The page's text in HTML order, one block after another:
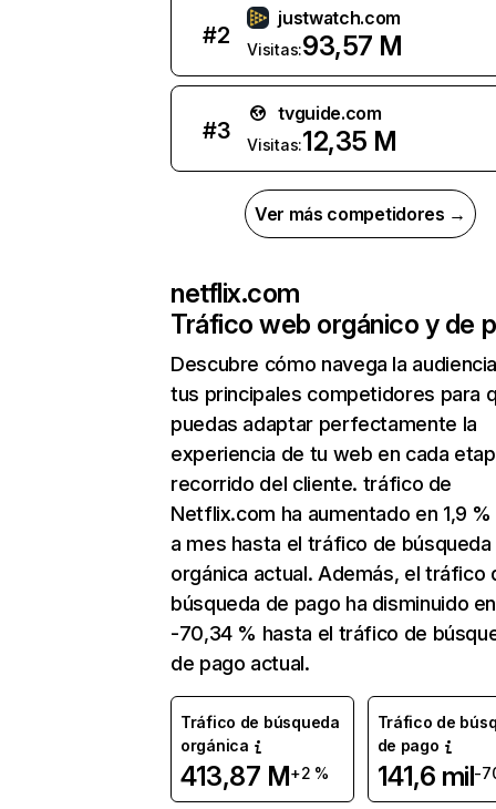
#2
justwatch.com
Visitas:93,57 M
#3
tvguide.com
Visitas:12,35 M
Ver más competidores →
netflix.com
Tráfico web orgánico y de
Descubre cómo navega la
tus principales competidores para
puedas adaptar perfectamente la
experiencia de tu web en cada
recorrido del cliente. tráfico de
Netflix.com ha aumentado en 1,9
a mes hasta el tráfico de búsqueda
orgánica actual. Además, el tráfico
búsqueda de pago ha disminuido en
-70,34 % hasta el tráfico de
de pago actual.
Tráfico de búsqueda
orgánica
413,87 M+2 %
Tráfico de
de pago
141,6 mil-